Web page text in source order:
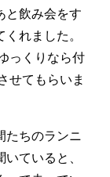
と飲み会をす
れました。
っくりなら付
せてもらいま
たちのランニ
ていると、